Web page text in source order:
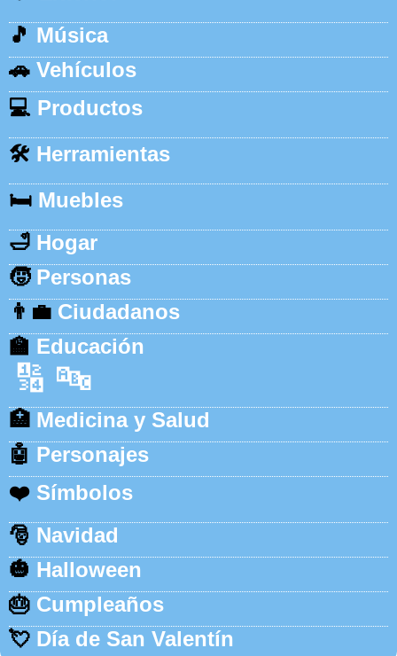
🎵 Música
🚗 Vehículos
💻 Productos
🛠️ Herramientas
🛏️ Muebles
🛁 Hogar
🧒 Personas
👨‍💼 Ciudadanos
🏫 Educación
🔢 🔤
🏥 Medicina y Salud
🤖 Personajes
❤️ Símbolos
🎅 Navidad
🎃 Halloween
🎂 Cumpleaños
💘 Día de San Valentín